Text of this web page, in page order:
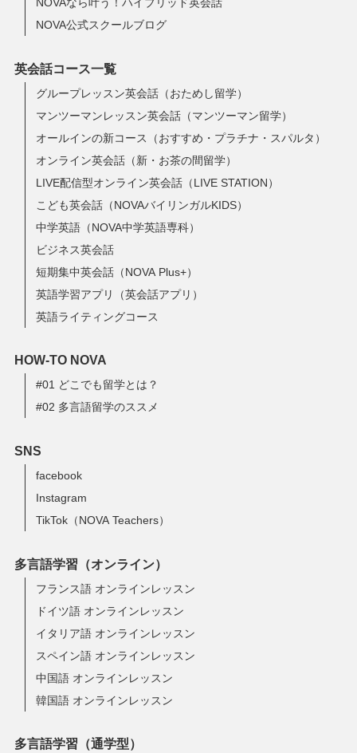
NOVAなら叶う！ハイブリッド英会話
NOVA公式スクールブログ
英会話コース一覧
グループレッスン英会話（おためし留学）
マンツーマンレッスン英会話（マンツーマン留学）
オールインの新コース（おすすめ・プラチナ・スパルタ）
オンライン英会話（新・お茶の間留学）
LIVE配信型オンライン英会話（LIVE STATION）
こども英会話（NOVAバイリンガルKIDS）
中学英語（NOVA中学英語専科）
ビジネス英会話
短期集中英会話（NOVA Plus+）
英語学習アプリ（英会話アプリ）
英語ライティングコース
HOW-TO NOVA
#01 どこでも留学とは？
#02 多言語留学のススメ
SNS
facebook
Instagram
TikTok（NOVA Teachers）
多言語学習（オンライン）
フランス語 オンラインレッスン
ドイツ語 オンラインレッスン
イタリア語 オンラインレッスン
スペイン語 オンラインレッスン
中国語 オンラインレッスン
韓国語 オンラインレッスン
多言語学習（通学型）